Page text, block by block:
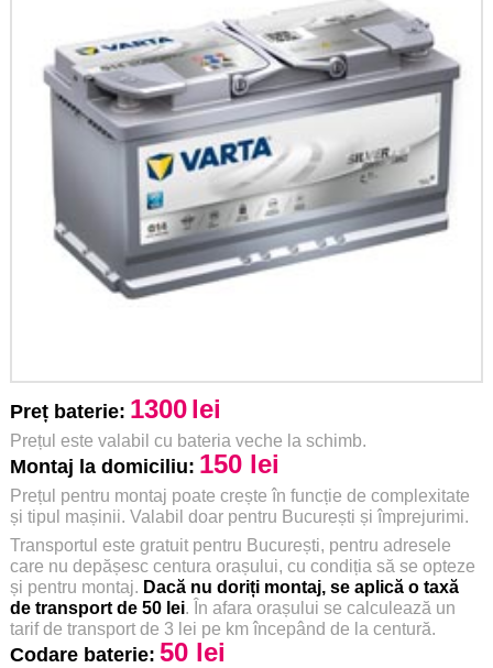
Preț baterie: 1300lei
Prețul este valabil cu bateria veche la schimb.
Montaj la domiciliu: 150 lei
Prețul pentru montaj poate crește în funcție de complexitate
și tipul mașinii. Valabil doar pentru București și împrejurimi.
Transportul este gratuit pentru București, pentru adresele
care nu depășesc centura orașului, cu condiția să se opteze
și pentru montaj. Dacă nu doriți montaj, se aplică o taxă
de transport de 50 lei. În afara orașului se calculează un
tarif de transport de 3 lei pe km începând de la centură.
Codare baterie: 50 lei